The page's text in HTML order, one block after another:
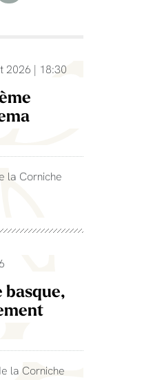
2026 | 18:30
la Corniche
basque,
la Corniche